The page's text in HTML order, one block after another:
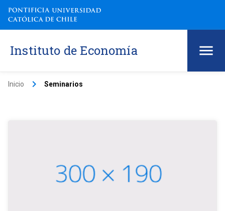
Instituto de Economía
Inicio keyboard_arrow_right Seminarios